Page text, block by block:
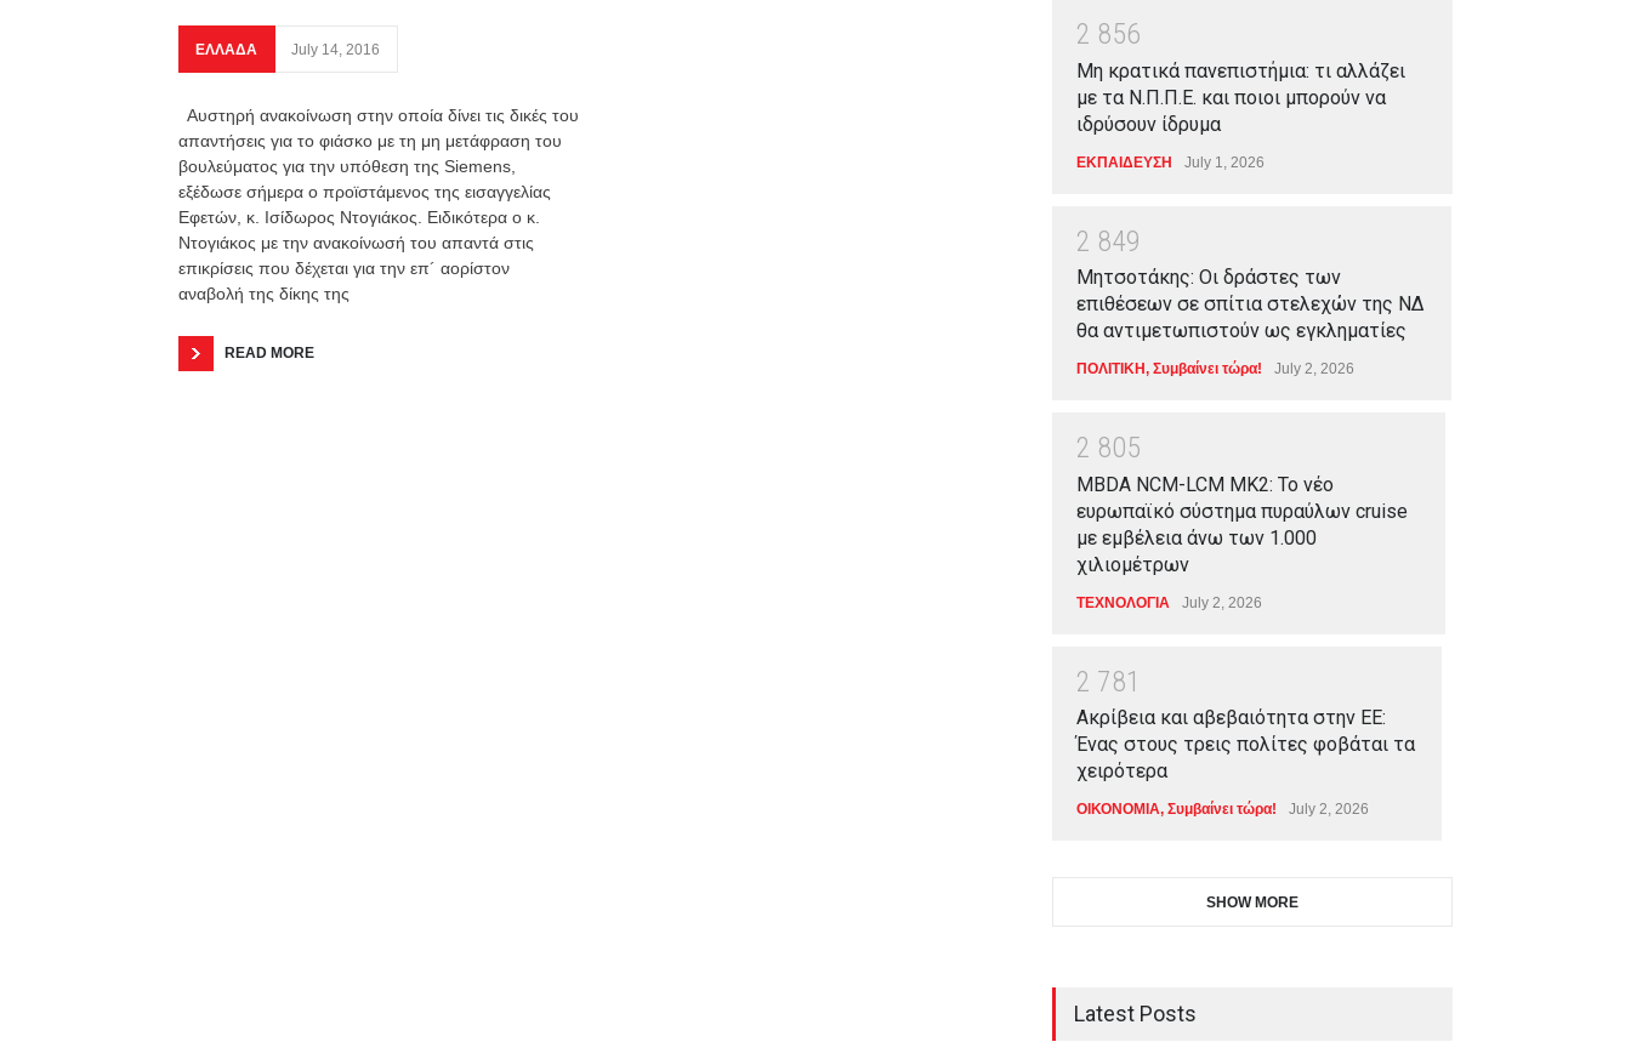
ΕΛΛΑΔΑ July 14, 2016
Αυστηρή ανακοίνωση στην οποία δίνει τις δικές του
απαντήσεις για το φιάσκο με τη μη μετάφραση του
βουλεύματος για την υπόθεση της Siemens,
εξέδωσε σήμερα ο προϊστάμενος της εισαγγελίας
Εφετών, κ. Ισίδωρος Ντογιάκος. Ειδικότερα ο κ.
Ντογιάκος με την ανακοίνωσή του απαντά στις
επικρίσεις που δέχεται για την επ´ αορίστον
αναβολή της δίκης της
READ MORE
2 856
Μη κρατικά πανεπιστήμια: τι αλλάζει
με τα Ν.Π.Π.Ε. και ποιοι μπορούν να
ιδρύσουν ίδρυμα
ΕΚΠΑΙΔΕΥΣΗ July 1, 2026
2 849
Μητσοτάκης: Οι δράστες των
επιθέσεων σε σπίτια στελεχών της ΝΔ
θα αντιμετωπιστούν ως εγκληματίες
ΠΟΛΙΤΙΚΗ, Συμβαίνει τώρα! July 2, 2026
2 805
MBDA NCM-LCM MK2: Το νέο
ευρωπαϊκό σύστημα πυραύλων cruise
με εμβέλεια άνω των 1.000
χιλιομέτρων
ΤΕΧΝΟΛΟΓΙΑ July 2, 2026
2 781
Ακρίβεια και αβεβαιότητα στην ΕΕ:
Ένας στους τρεις πολίτες φοβάται τα
χειρότερα
ΟΙΚΟΝΟΜΙΑ, Συμβαίνει τώρα! July 2, 2026
SHOW MORE
Latest Posts